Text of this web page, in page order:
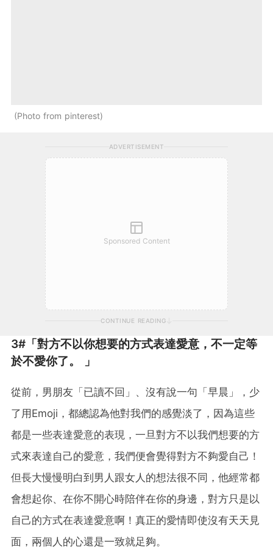
Photo from pinterest
ADVERTISEMENT
Sponsored Content
CONTINUE READING
3#「對方不以你想要的方式表達愛意，不一定等
於不愛你了。 」
從前，男朋友「已讀不回」、沒有說一句「早晨」，少
了用Emoji，都總認為他對我們的感覺淡了，因為這些
都是一些表達愛意的表現，一旦對方不以我們想要的方
式來表達自己的愛意，我們便會覺得對方不夠愛自己！
但長大慢慢明白到男人跟女人的想法很不同，他經常都
會想起你、在你不開心時陪伴在你的身邊，對方只是以
自己的方式在表達愛意啊！真正的愛情即使沒有天天見
面，兩個人的心還是一致就足夠。